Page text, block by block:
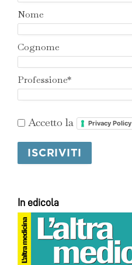
Nome
Cognome
Professione*
Accetto la Privacy Policy
In edicola